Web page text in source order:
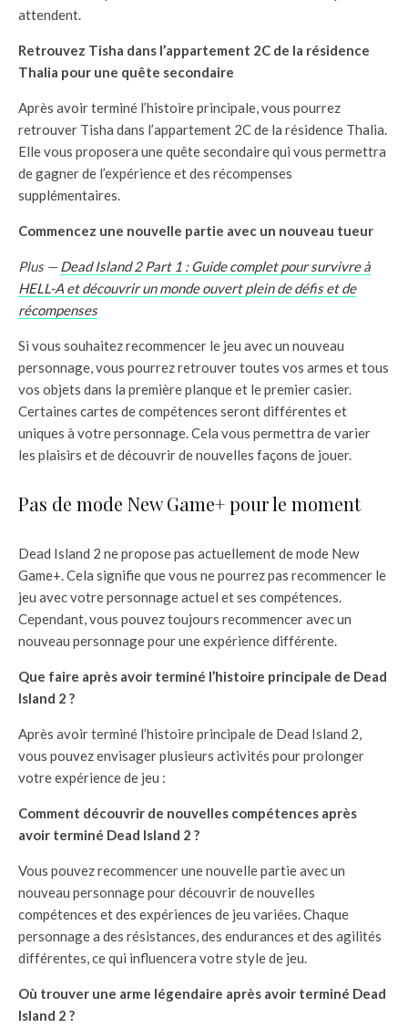
attendent.
Retrouvez Tisha dans l’appartement 2C de la résidence
Thalia pour une quête secondaire
Après avoir terminé l’histoire principale, vous pourrez
retrouver Tisha dans l’appartement 2C de la résidence Thalia.
Elle vous proposera une quête secondaire qui vous permettra
de gagner de l’expérience et des récompenses
supplémentaires.
Commencez une nouvelle partie avec un nouveau tueur
Plus —Dead Island 2 Part 1 : Guide complet pour survivre à
HELL-A et découvrir un monde ouvert plein de défis et de
récompenses
Si vous souhaitez recommencer le jeu avec un nouveau
personnage, vous pourrez retrouver toutes vos armes et tous
vos objets dans la première planque et le premier casier.
Certaines cartes de compétences seront différentes et
uniques à votre personnage. Cela vous permettra de varier
les plaisirs et de découvrir de nouvelles façons de jouer.
Pas de mode New Game+ pour le moment
Dead Island 2 ne propose pas actuellement de mode New
Game+. Cela signifie que vous ne pourrez pas recommencer le
jeu avec votre personnage actuel et ses compétences.
Cependant, vous pouvez toujours recommencer avec un
nouveau personnage pour une expérience différente.
Que faire après avoir terminé l’histoire principale de Dead
Island 2 ?
Après avoir terminé l’histoire principale de Dead Island 2,
vous pouvez envisager plusieurs activités pour prolonger
votre expérience de jeu :
Comment découvrir de nouvelles compétences après
avoir terminé Dead Island 2 ?
Vous pouvez recommencer une nouvelle partie avec un
nouveau personnage pour découvrir de nouvelles
compétences et des expériences de jeu variées. Chaque
personnage a des résistances, des endurances et des agilités
différentes, ce qui influencera votre style de jeu.
Où trouver une arme légendaire après avoir terminé Dead
Island 2 ?